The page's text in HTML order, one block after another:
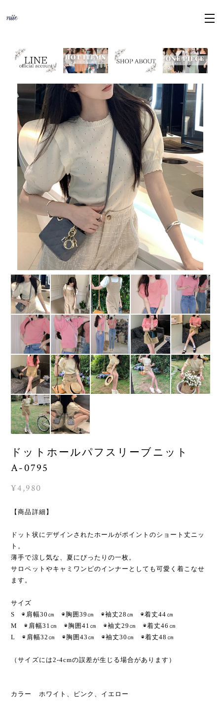
ドットホールパフスリーブニット
A-0795
¥4,980
【商品詳細】
ドット状にデザインされたホールがポイントのショート丈ニッ
ト。
薄手で涼し気な、夏にぴったりの一枚。
サロペットやキャミワンピのインナーとしても可愛く着こなせ
ます。
サイズ
S ◉肩幅30㎝ ◉胸囲39㎝ ◉袖丈28㎝ ◉着丈44㎝
M ◉肩幅31㎝ ◉胸囲41㎝ ◉袖丈29㎝ ◉着丈46㎝
L ◉肩幅32㎝ ◉胸囲43㎝ ◉袖丈30㎝ ◉着丈48㎝
（サイズには2-4cmの誤差が生じる場合があります）
カラー ホワイト、ピンク、イエロー